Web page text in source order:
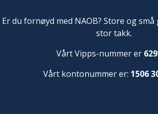
Er du fornøyd med NAOB? Store og
stor takk.
Vårt Vipps-nummer er
Vårt kontonummer er: 1506